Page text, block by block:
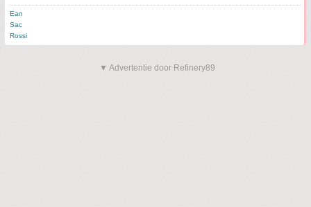
Ean
Sac
Rossi
▼ Advertentie door Refinery89